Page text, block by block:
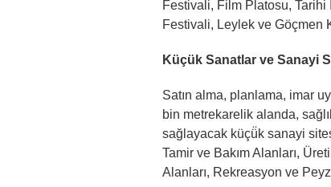
Festivali, Film Platosu,
Festivali, Leylek ve Göçmen
Küçük Sanatlar ve Sanayi
Satın alma, planlama, imar
bin metrekarelik alanda,
sağlayacak küçü̈k sanayi
Tamir ve Bakım Alanları,
Alanları, Rekreasyon ve